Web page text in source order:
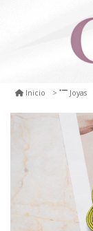
Inicio Joyas